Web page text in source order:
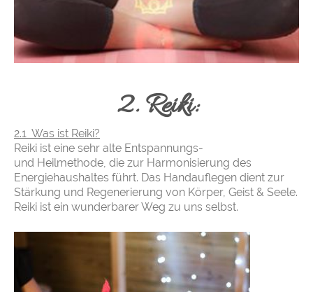
2. Reiki:
2.1 Was ist Reiki?
Reiki ist eine sehr alte Entspannungs-
und Heilmethode, die zur Harmonisierung des
Energiehaushaltes führt. Das Handauflegen dient zur
Stärkung und Regenerierung von Körper, Geist & Seele.
Reiki ist ein wunderbarer Weg zu uns selbst.